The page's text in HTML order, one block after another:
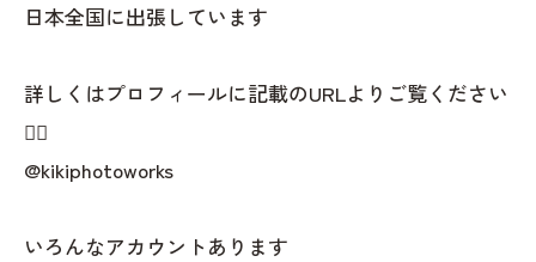
日本全国に出張しています
詳しくはプロフィールに記載のURLよりご覧ください
👇🏻
@kikiphotoworks
いろんなアカウントあります